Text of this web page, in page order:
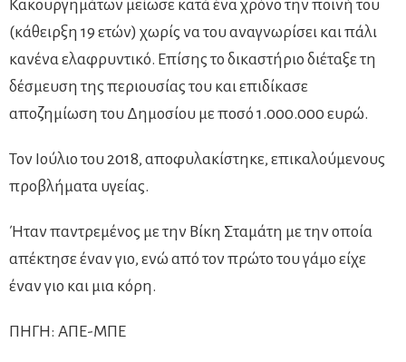
Κακουργημάτων μείωσε κατά ένα χρόνο την ποινή του
(κάθειρξη 19 ετών) χωρίς να του αναγνωρίσει και πάλι
κανένα ελαφρυντικό. Επίσης το δικαστήριο διέταξε τη
δέσμευση της περιουσίας του και επιδίκασε
αποζημίωση του Δημοσίου με ποσό 1.000.000 ευρώ.
Τον Ιούλιο του 2018, αποφυλακίστηκε, επικαλούμενους
προβλήματα υγείας.
Ήταν παντρεμένος με την Βίκη Σταμάτη με την οποία
απέκτησε έναν γιο, ενώ από τον πρώτο του γάμο είχε
έναν γιο και μια κόρη.
ΠΗΓΗ: ΑΠΕ-ΜΠΕ